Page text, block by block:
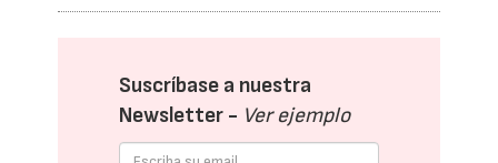
Suscríbase a nuestra
Newsletter - Ver ejemplo